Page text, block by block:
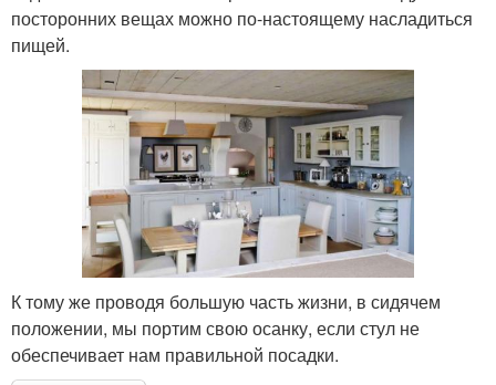
посторонних вещах можно по-настоящему насладиться
пищей.
К тому же проводя большую часть жизни, в сидячем
положении, мы портим свою осанку, если стул не
обеспечивает нам правильной посадки.